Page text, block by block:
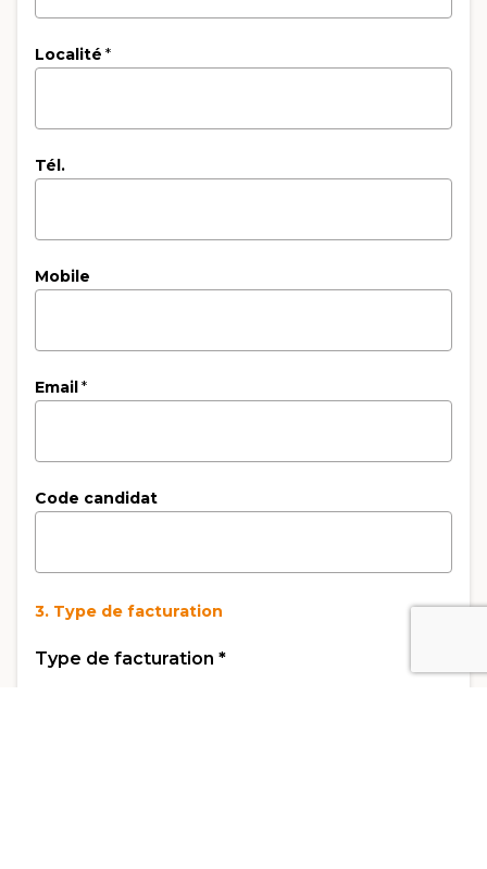
Localité *
Tél.
Mobile
Email *
Code candidat
3. Type de facturation
Type de facturation *